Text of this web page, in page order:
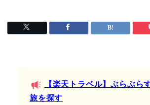
【楽天トラベル】ぶらぶら
旅を探す